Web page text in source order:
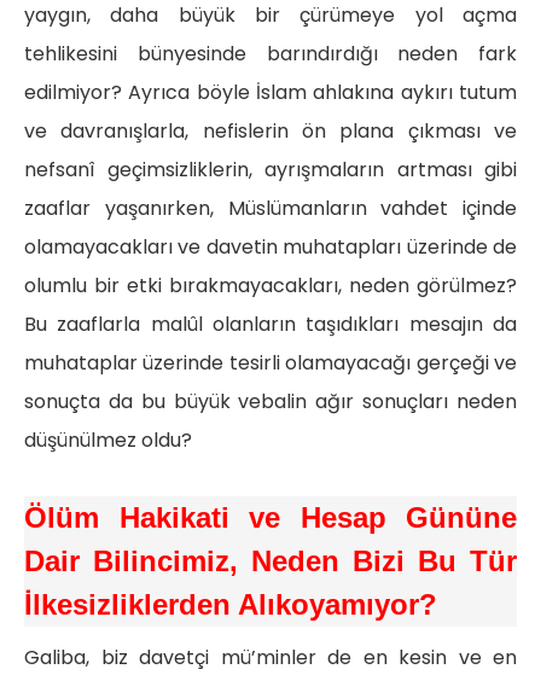
yaygın, daha büyük bir çürümeye yol açma
tehlikesini bünyesinde barındırdığı neden fark
edilmiyor? Ayrıca böyle İslam ahlakına aykırı tutum
ve davranışlarla, nefislerin ön plana çıkması ve
nefsanî geçimsizliklerin, ayrışmaların artması gibi
zaaflar yaşanırken, Müslümanların vahdet içinde
olamayacakları ve davetin muhatapları üzerinde de
olumlu bir etki bırakmayacakları, neden görülmez?
Bu zaaflarla malûl olanların taşıdıkları mesajın da
muhataplar üzerinde tesirli olamayacağı gerçeği ve
sonuçta da bu büyük vebalin ağır sonuçları neden
düşünülmez oldu?
Ölüm Hakikati ve Hesap Gününe
Dair Bilincimiz, Neden Bizi Bu Tür
İlkesizliklerden Alıkoyamıyor?
Galiba, biz davetçi mü’minler de en kesin ve en